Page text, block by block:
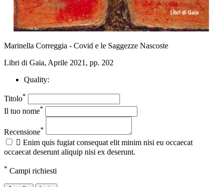
Marinella Correggia - Covid e le Saggezze Nascoste
Libri di Gaia, Aprile 2021, pp. 202
Quality:
Titolo*
Il tuo nome*
Recensione*
 Enim quis fugiat consequat elit minim nisi eu occaecat
occaecat deserunt aliquip nisi ex deserunt.
* Campi richiesti